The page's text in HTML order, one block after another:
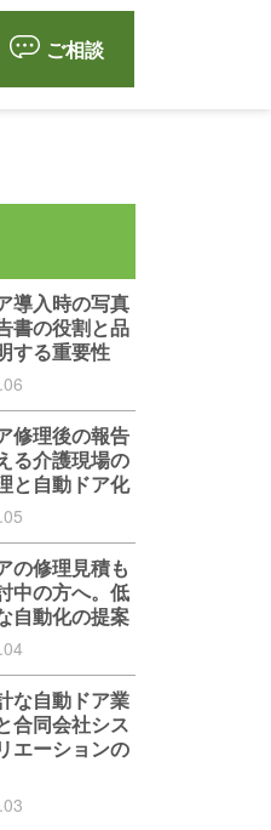
ご相談
導入時の写真
書の役割と品
する重要性
修理後の報告
る介護現場の
と自動ドア化
の修理見積も
中の方へ。低
自動化の提案
な自動ドア業
合同会社シス
エーションの